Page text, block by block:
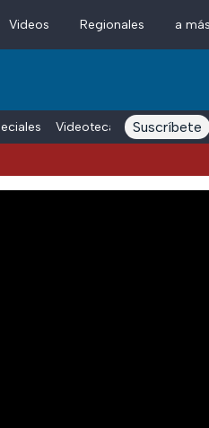
Videos Regionales a
Videoteca Conductores
Suscríbete